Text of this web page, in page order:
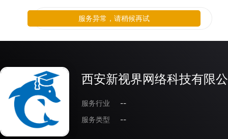
西安新视界网络科技有限
服务行业
--
服务类型
--
服务异常，请稍候再试